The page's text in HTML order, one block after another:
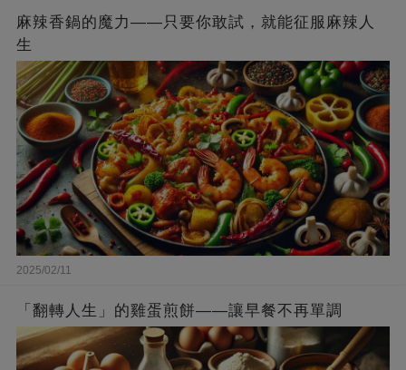
麻辣香鍋的魔力——只要你敢試，就能征服麻辣人
生
2025/02/11
「翻轉人生」的雞蛋煎餅——讓早餐不再單調